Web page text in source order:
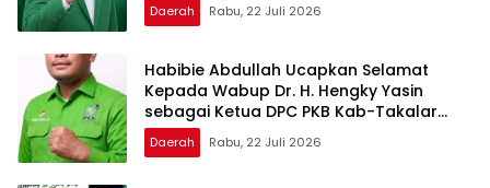
Daerah Rabu, 22 Juli 2026
Habibie Abdullah Ucapkan Selamat
Kepada Wabup Dr. H. Hengky Yasin
sebagai Ketua DPC PKB Kab-Takalar
Periode 2026–2031
Daerah Rabu, 22 Juli 2026